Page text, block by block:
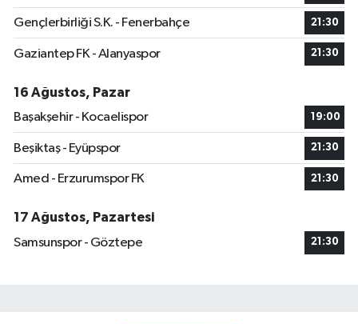
Gençlerbirliği S.K. - Fenerbahçe 21:30
Gaziantep FK - Alanyaspor 21:30
16 Ağustos, Pazar
Başakşehir - Kocaelispor
19:00
Beşiktaş - Eyüpspor 21:30
Amed - Erzurumspor FK 21:30
17 Ağustos, Pazartesi
Samsunspor - Göztepe
21:30